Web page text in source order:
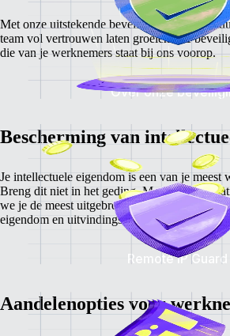
Met onze uitstekende
team vol vertrouwen laten groeien. De
die van je werknemers staat bij ons voorop.
Over onze
Bescherming van
Je intellectuele eigendom is een van je meest
Breng dit niet in het geding. Met onze
we je de meest uitgebreide
eigendom en uitvindingsrechten in elk land.
Remote IP Guard
Aandelenopties voor